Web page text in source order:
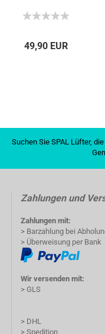
49,90 EUR
Suchen Sie SPAL Lüfter,
Zahlungen und
Zahlungen mit:
> Barzahlung bei
> Überweisung per Bank
Wir versenden mit:
> GLS
> DHL
> Spedition